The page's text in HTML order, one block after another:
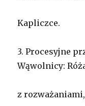
Kapliczce.
3. Procesyjne
Wąwolnicy:
z